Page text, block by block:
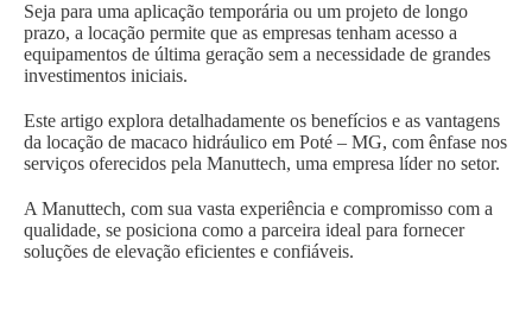
Seja para uma aplicação temporária ou um projeto de longo
prazo, a locação permite que as empresas tenham acesso a
equipamentos de última geração sem a necessidade de grandes
investimentos iniciais.
Este artigo explora detalhadamente os benefícios e as vantagens
da locação de macaco hidráulico em Poté – MG, com ênfase nos
serviços oferecidos pela Manuttech, uma empresa líder no setor.
A Manuttech, com sua vasta experiência e compromisso com a
qualidade, se posiciona como a parceira ideal para fornecer
soluções de elevação eficientes e confiáveis.